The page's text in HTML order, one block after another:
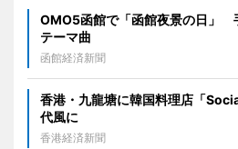
OMO5函館で「函館夜景の日」
テーマ曲
函館経済新聞
香港・九龍塘に韓国料理店「
代風に
香港経済新聞